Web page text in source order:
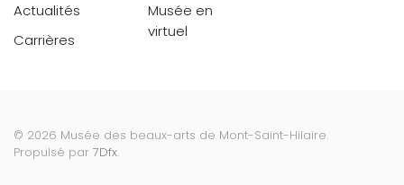
Actualités
Carrières
Musée en
virtuel
© 2026 Musée des beaux-arts de Mont-Saint-Hilaire.
Propulsé par 7Dfx.